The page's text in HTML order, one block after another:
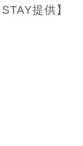
提供】